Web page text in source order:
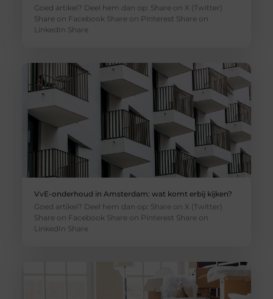
Goed artikel? Deel hem dan op: Share on X (Twitter)
Share on Facebook Share on Pinterest Share on
LinkedIn Share
VvE-onderhoud in Amsterdam: wat komt erbij kijken?
Goed artikel? Deel hem dan op: Share on X (Twitter)
Share on Facebook Share on Pinterest Share on
LinkedIn Share